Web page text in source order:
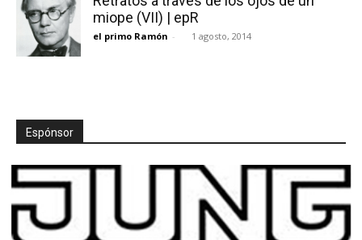
miope (VII) | epR
el primo Ramón - 1 agosto, 2014
Espónsor